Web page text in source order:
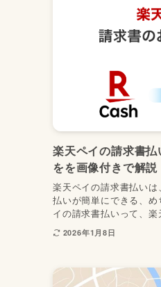
楽天ペイの請求書
をを画像付きで解説
楽天ペイの請求書払い
払いが簡単にできる、
イの請求書払いって、
2026年1月8日